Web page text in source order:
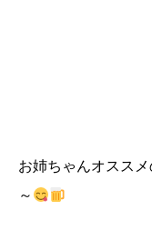
お姉ちゃんオスス
～